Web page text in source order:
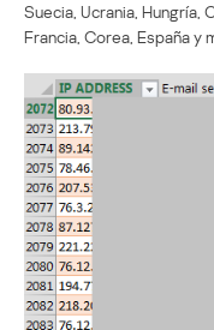
Suecia, Ucrania, Hungría,
Francia, Corea, España y